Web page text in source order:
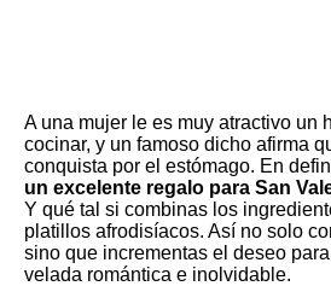
A una mujer le es muy atractivo un
cocinar, y un famoso dicho afirma
conquista por el estómago. En
un excelente regalo para San
Y qué tal si combinas los
platillos afrodisíacos. Así no solo
sino que incrementas el deseo
velada romántica e inolvidable.